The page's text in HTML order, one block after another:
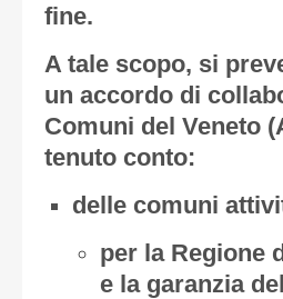
fine.
A tale scopo, si
un accordo di
Comuni del Veneto
tenuto conto:
delle comuni
per la Regione
e la garanzia